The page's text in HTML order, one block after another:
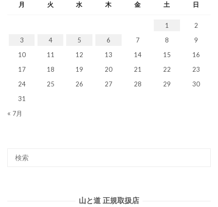
月 火 水 木 金 土 日
1
2
3
4 5 6 7 8
9
10
11 12 13 14 15
16
17
18 19 20 21 22
23
24
25 26 27 28 29
30
31
« 7月
山と道 正規取扱店